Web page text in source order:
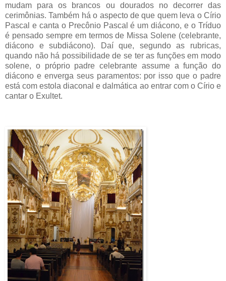
mudam para os brancos ou dourados no decorrer das
cerimônias. Também há o aspecto de que quem leva o Círio
Pascal e canta o Precônio Pascal é um diácono, e o Tríduo
é pensado sempre em termos de Missa Solene (celebrante,
diácono e subdiácono). Daí que, segundo as rubricas,
quando não há possibilidade de se ter as funções em modo
solene, o próprio padre celebrante assume a função do
diácono e enverga seus paramentos: por isso que o padre
está com estola diaconal e dalmática ao entrar com o Círio e
cantar o Exultet.